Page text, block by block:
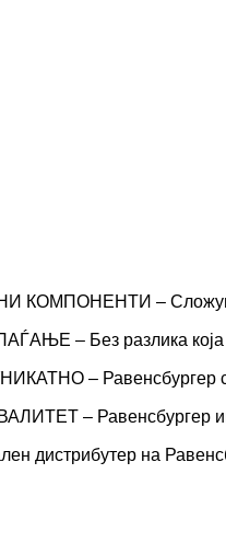
–
– Без разлика која е
– Равенсбургер
– Равенсбургер
дистрибутер на